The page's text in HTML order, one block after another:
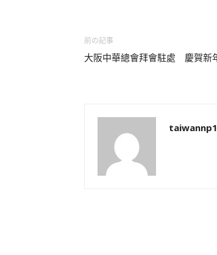
前の記事
大阪中華總會拜會駐處 慶賀新
taiwannp1